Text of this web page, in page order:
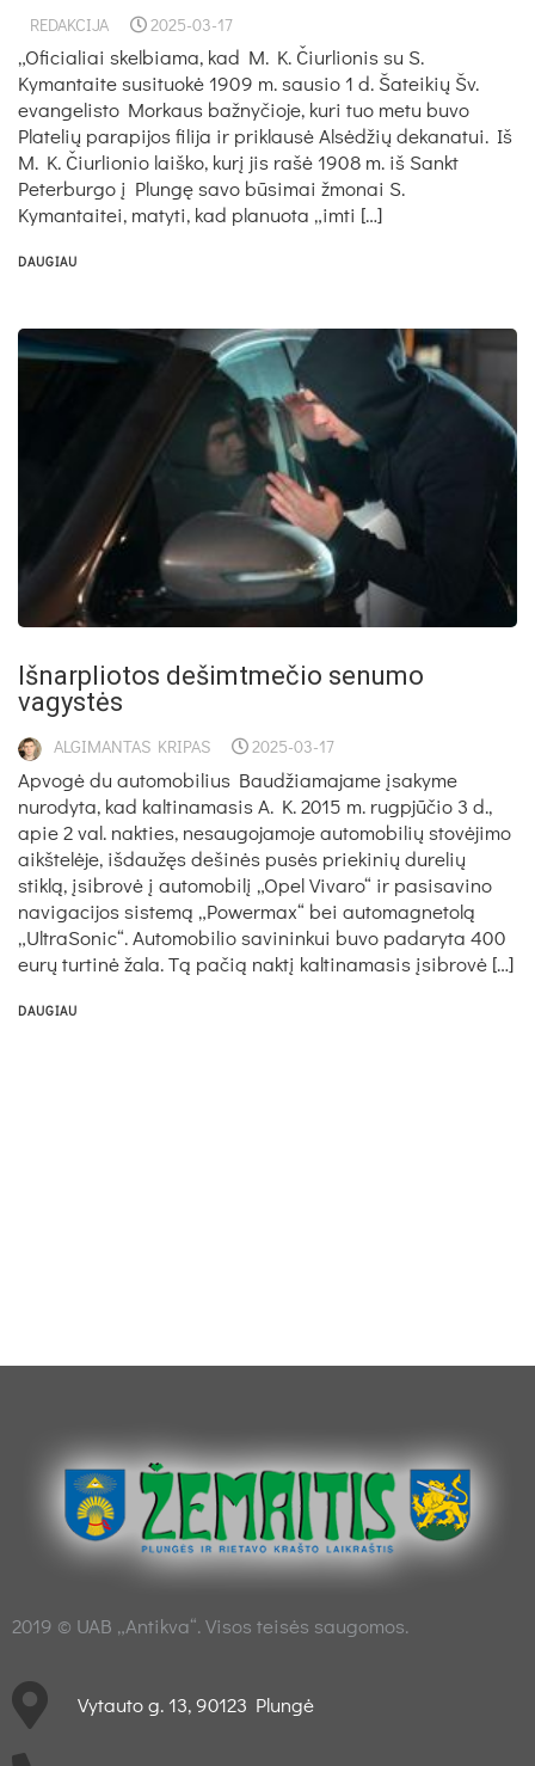
REDAKCIJA 2025-03-17
„Oficialiai skelbiama, kad M. K. Čiurlionis su S.
Kymantaite susituokė 1909 m. sausio 1 d. Šateikių Šv.
evangelisto Morkaus bažnyčioje, kuri tuo metu buvo
Platelių parapijos filija ir priklausė Alsėdžių dekanatui. Iš
M. K. Čiurlionio laiško, kurį jis rašė 1908 m. iš Sankt
Peterburgo į Plungę savo būsimai žmonai S.
Kymantaitei, matyti, kad planuota „imti […]
DAUGIAU
Išnarpliotos dešimtmečio senumo
vagystės
ALGIMANTAS KRIPAS 2025-03-17
Apvogė du automobilius Baudžiamajame įsakyme
nurodyta, kad kaltinamasis A. K. 2015 m. rugpjūčio 3 d.,
apie 2 val. nakties, nesaugojamoje automobilių stovėjimo
aikštelėje, išdaužęs dešinės pusės priekinių durelių
stiklą, įsibrovė į automobilį „Opel Vivaro“ ir pasisavino
navigacijos sistemą „Powermax“ bei automagnetolą
„UltraSonic“. Automobilio savininkui buvo padaryta 400
eurų turtinė žala. Tą pačią naktį kaltinamasis įsibrovė […]
DAUGIAU
2019 © UAB „Antikva“. Visos teisės saugomos.
Vytauto g. 13, 90123 Plungė